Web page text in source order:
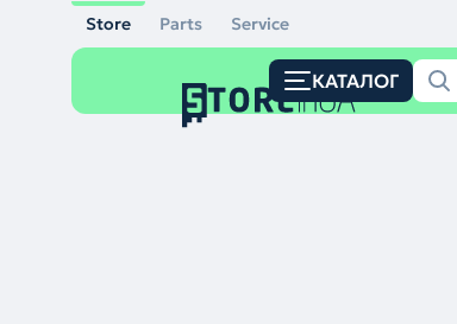
Store Parts Service
КАТАЛОГ